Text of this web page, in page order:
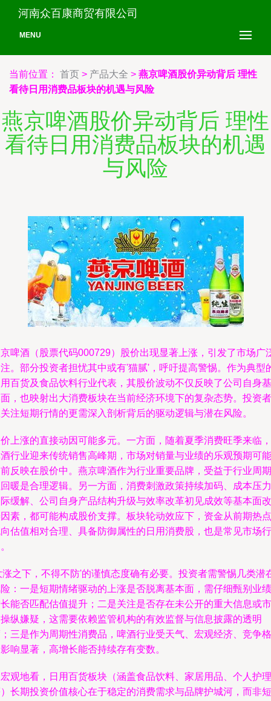
河南众百康商贸有限公司
MENU
当前位置： 首页 > 产品大全 > 燕京啤酒股价异动背后 理性
看待日用消费品板块的机遇与风险
燕京啤酒股价异动背后 理性
看待日用消费品板块的机遇
与风险
啤酒（股票代码000729）股价出现显著上涨，引发了市场广
。部分投资者担忧其中或有'猫腻'，呼吁提高警惕。作为典型
百货及食品饮料行业代表，其股价波动不仅反映了公司自身基
，也映射出大消费板块在当前经济环境下的复杂态势。投资者
注短期行情的更需深入剖析背后的驱动逻辑与潜在风险。
上涨的直接动因可能多元。一方面，随着夏季消费旺季来临，
行业迎来传统销售高峰期，市场对销量与业绩的乐观预期可能
反映在股价中。燕京啤酒作为行业重要品牌，受益于行业周期
暖是合理逻辑。另一方面，消费刺激政策持续加码、成本压力
缓解、公司自身产品结构升级与效率改革初见成效等基本面改
素，都可能构成股价支撑。板块轮动效应下，资金从前期热点
估值相对合理、具备防御属性的日用消费股，也是常见市场行
涨之下，不得不防'的谨慎态度确有必要。投资者需警惕几类潜
：一是短期情绪驱动的上涨是否脱离基本面，需仔细甄别业绩
能否匹配估值提升；二是关注是否存在未公开的重大信息或市
纵嫌疑，这需要依赖监管机构的有效监督与信息披露的透明
三是作为周期性消费品，啤酒行业受天气、宏观经济、竞争格
响显著，高增长能否持续存有变数。
观地看，日用百货板块（涵盖食品饮料、家居用品、个人护理
长期投资价值核心在于稳定的消费需求与品牌护城河，而非短